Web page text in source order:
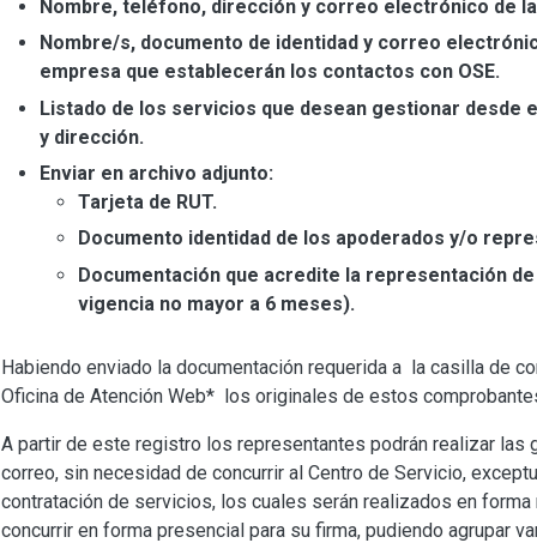
Nombre, teléfono, dirección y correo electrónico de
Nombre/s, documento de identidad y correo
empresa que establecerán los contactos con OSE.
Listado de los servicios que desean gestionar desde
y dirección.
Enviar en archivo adjunto:
Tarjeta de RUT.
Documento identidad de los apoderados y/o
Documentación que acredite la representación
vigencia no mayor a 6 meses).
Habiendo enviado la documentación requerida a la casilla de
Oficina de Atención Web* los originales de estos
A partir de este registro los representantes podrán realizar las
correo, sin necesidad de concurrir al Centro de Servicio,
contratación de servicios, los cuales serán realizados en
concurrir en forma presencial para su firma, pudiendo agrupar